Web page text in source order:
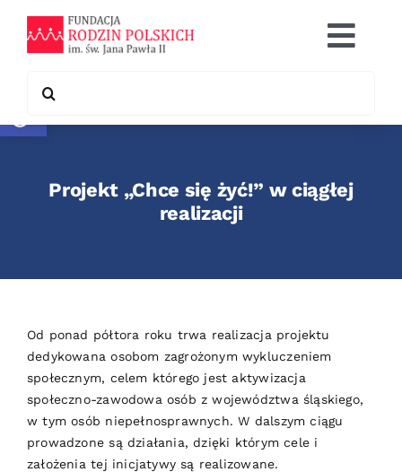
Otwórz pasek narzędzi
content
Co robimy
for:
Projekt „Chce się żyć!” w ciągłej
realizacji
Od ponad półtora roku trwa realizacja projektu
dedykowana osobom zagrożonym wykluczeniem
społecznym, celem którego jest aktywizacja
społeczno-zawodowa osób z województwa śląskiego,
w tym osób niepełnosprawnych. W dalszym ciągu
prowadzone są działania, dzięki którym cele i
założenia tej inicjatywy są realizowane.